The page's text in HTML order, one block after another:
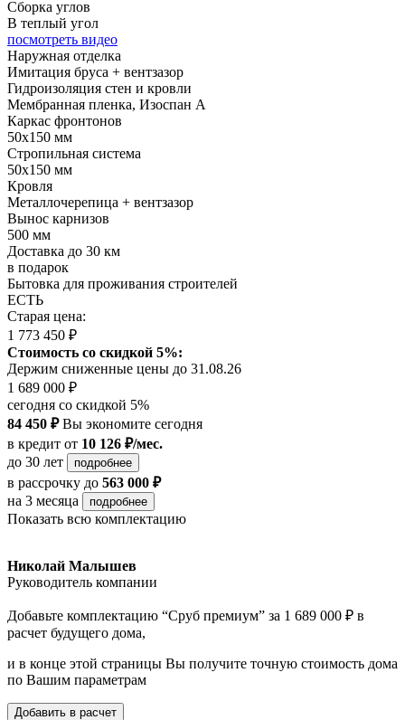
Сборка углов
В теплый угол
посмотреть видео
Наружная отделка
Имитация бруса + вентзазор
Гидроизоляция стен и кровли
Мембранная пленка, Изоспан А
Каркас фронтонов
50х150 мм
Стропильная система
50х150 мм
Кровля
Металлочерепица + вентзазор
Вынос карнизов
500 мм
Доставка до 30 км
в подарок
Бытовка для проживания строителей
ЕСТЬ
Старая цена:
1 773 450 ₽
Стоимость со скидкой 5%:
Держим сниженные цены до 31.08.26
1 689 000 ₽
сегодня со скидкой 5%
84 450 ₽Вы экономите сегодня
в кредит от 10 126 ₽/мес.
до 30 лет
подробнее
в рассрочку до 563 000 ₽
на 3 месяца
подробнее
Показать всю комплектацию
Николай Малышев
Руководитель компании
Добавьте комплектацию “Сруб премиум” за 1 689 000 ₽ в
расчет будущего дома,
и в конце этой страницы Вы получите точную стоимость дома
по Вашим параметрам
Добавить в расчет